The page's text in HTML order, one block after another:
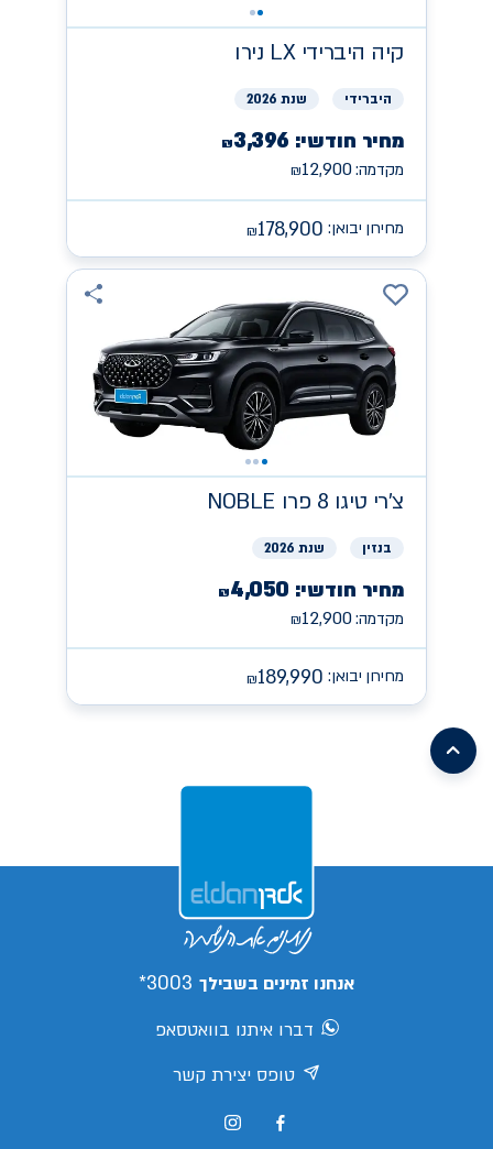
קיה היברידי LX נירו
היברידי שנת 2026
מחיר חודשי: ₪3,396
מקדמה: ₪12,900
מחירון יבואן: ₪178,900
צ'רי NOBLE טיגו 8 פרו
בנזין שנת 2026
מחיר חודשי: ₪4,050
מקדמה: ₪12,900
מחירון יבואן: ₪189,990
leasing/57/1046/16/2026/mg-
s05/search/leasing/66/1070/8/2026/ג'ילי-
ex5/search/leasing/35/379/432/2026/יונדאי-אלנטרה
אנחנו זמינים בשבילך 3003*
דברו איתנו בוואטסאפ
טופס יצירת קשר